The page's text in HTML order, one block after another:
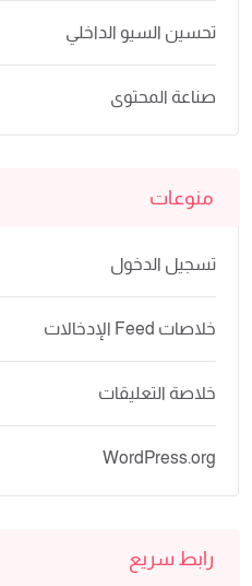
تحسين السيو الداخلي
صناعة المحتوى
منوعات
تسجيل الدخول
خلاصات Feed الإدخالات
خلاصة التعليقات
WordPress.org
رابط سريع